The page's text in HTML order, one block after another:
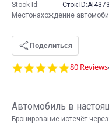
4.8
80 Reviews
Автомобиль в
Бронирование истечёт через:
Stock Id: Сток ID:AI4373
Местонахождение
Поделиться